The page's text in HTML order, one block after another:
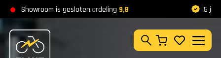
Zoeken
Zoeken
Showroom is gesloten
Klantbeoordeling9,8 5 jaar garantie